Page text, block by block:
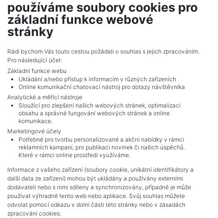
Vintířov - Obrataň
714,015 CZK (real estate) Price
Adverts total4.
NAVIGACE
Terms and conditions
Protection of personal data
Real estate's
Contact
Cookie processing
používáme soubory cookies pro
základní funkce webové
stránky
Rádi bychom Vás touto cestou požádali o souhlas s jejich zpracováním.
Pro následující účel:
Základní funkce webu
Ukládání a/nebo přístup k informacím v různých zařízeních
Online komunikační chatovací nástroj pro dotazy návštěvníka
Analytické a měřící nástroje
Sloužící pro zlepšení našich webových stránek, optimalizaci
obsahu a správné fungování webových stránek a online
komunikace.
Marketingové účely
Potřebné pro tvorbu personalizované a akční nabídky v rámci
reklamních kampaní, pro publikaci novinek či našich úspěchů.
Které v rámci online prostředí využíváme.
Informace z vašeho zařízení (soubory cookie, unikátní identifikátory a
další data ze zařízení) mohou být ukládány a používány externími
dodavateli nebo s nimi sdíleny a synchronizovány, případně je může
používat výhradně tento web nebo aplikace. Svůj souhlas můžete
odvolat pomocí odkazu v dolní části této stránky nebo v zásadách
zpracování cookies.